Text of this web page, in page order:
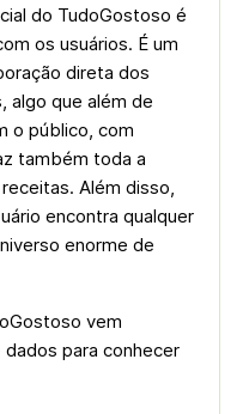
do TudoGostoso é
os usuários. É um
direta dos
algo que além de
o público, com
também toda a
Além disso,
encontra qualquer
enorme de
vem
para conhecer